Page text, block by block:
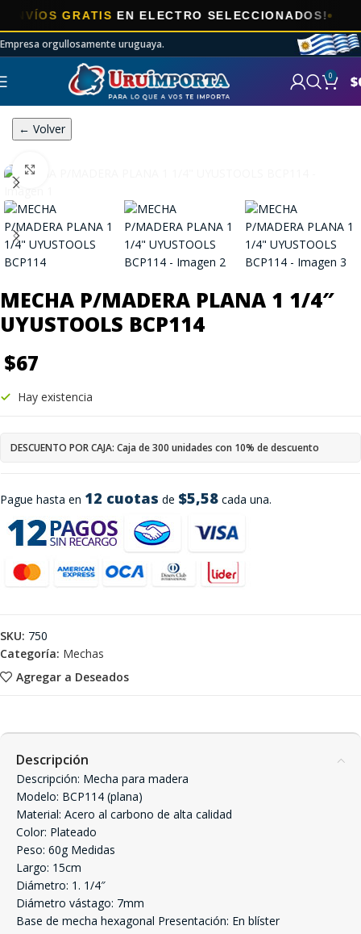
GRATISEN ELECTRO SELECCIONADOS!
Empresa orgullosamente uruguaya.
0 $
← Volver
MECHA P/MADERA PLANA 1 1/4″
UYUSTOOLS BCP114
$67
Pague hasta en 12 cuotas de $5,58 cada una.
Hay existencia
DESCUENTO POR CAJA: Caja de 300 unidades con 10% de descuento
Agregar a Deseados
SKU: 750
Categoría: Mechas
Descripción
Descripción: Mecha para madera
Modelo: BCP114 (plana)
Material: Acero al carbono de alta calidad
Color: Plateado
Peso: 60g Medidas
Largo: 15cm
Diámetro: 1. 1/4″
Diámetro vástago: 7mm
Base de mecha hexagonal Presentación: En blíster